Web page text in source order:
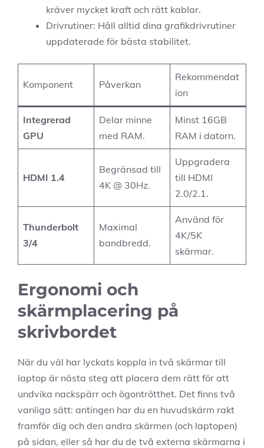
kräver mycket kraft och rätt kablar.
Drivrutiner: Håll alltid dina grafikdrivrutiner
uppdaterade för bästa stabilitet.
Komponent Påverkan
Rekommendat
ion
Integrerad
GPU
Delar minne
med RAM.
Minst 16GB
RAM i datorn.
HDMI 1.4
Begränsad till
4K @ 30Hz.
Uppgradera
till HDMI
2.0/2.1.
Thunderbolt
3/4
Maximal
bandbredd.
Använd för
4K/5K
skärmar.
Ergonomi och
skärmplacering på
skrivbordet
När du väl har lyckats koppla in två skärmar till
laptop är nästa steg att placera dem rätt för att
undvika nackspärr och ögontrötthet. Det finns två
vanliga sätt: antingen har du en huvudskärm rakt
framför dig och den andra skärmen (och laptopen)
på sidan, eller så har du de två externa skärmarna i